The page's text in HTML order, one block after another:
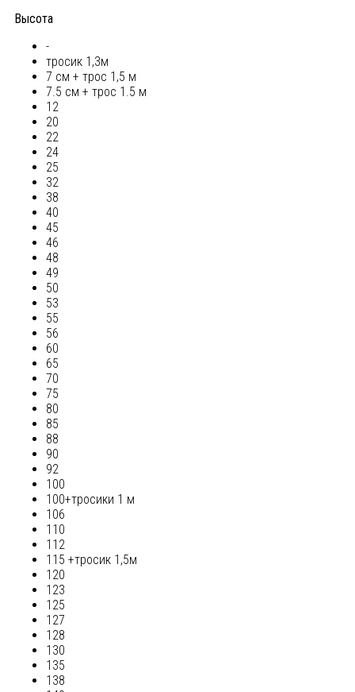
Высота
-
тросик 1,3м
7 см + трос 1,5 м
7.5 см + трос 1.5 м
12
20
22
24
25
32
38
40
45
46
48
49
50
53
55
56
60
65
70
75
80
85
88
90
92
100
100+тросики 1 м
106
110
112
115 +тросик 1,5м
120
123
125
127
128
130
135
138